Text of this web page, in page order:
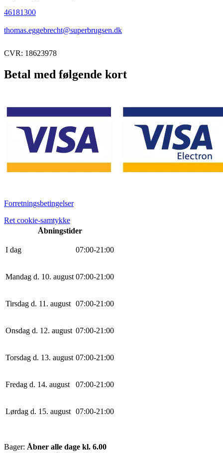
46181300
thomas.eggebrecht@superbrugsen.dk
CVR: 18623978
Betal med følgende kort
Forretningsbetingelser
Ret cookie-samtykke
Åbningstider
I dag 07:00-21 :00
Mandag d. 10. august 07:00-21 :00
Tirsdag d. 11. august 07:00-21 :00
Onsdag d. 12. august 07:00-21 :00
Torsdag d. 13. august 07:00-21 :00
Fredag d. 14. august 07:00-21 :00
Lørdag d. 15. august 07:00-21 :00
Bager: Åbner alle dage kl. 6.00